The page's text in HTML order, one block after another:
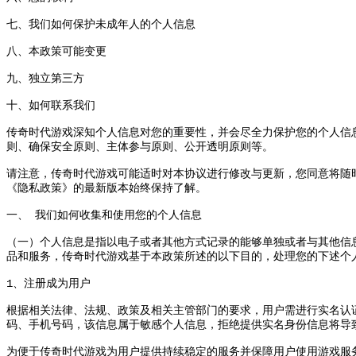
七、 我们如何保护未成年人的个人信息
八 、 本政策可能变更
九、 独立第三方
十、 如何联系我们
传奇时代游戏深知个人信息对您的重要性 ， 并会尽全力保护您的个人信
则 、 确保安全原则 、 主体参与原则 、 公开透明原则等。
请注意 ， 传奇时代游戏可能适时对本协议进行修改与更新 ， 您同意将随
《 隐私政策》 的最新版本始终保持了解。
一、 我们如何收集和使用您的个人信息
（一） 个人信息是指以电子或者其他方式记录的能够单独或者与其他
品和服务 ， 传奇时代游戏基于本政策所述的以下目的 ， 处理您的下述个
1、 注册成为用户
根据相关法律、 法规、 政策及相关主管部门的要求 ， 用户需进行实名认
码、 手机号码 ， 该信息属于敏感个人信息 ， 拒绝提供实名身份信息将
为便于传奇时代游戏为用户提供持续稳定的服务并保障用户使用游戏服